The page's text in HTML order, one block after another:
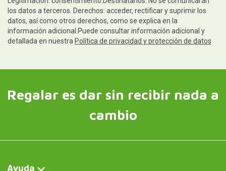
los datos a terceros. Derechos: acceder, rectificar y suprimir los
datos, así como otros derechos, como se explica en la
información adicional.Puede consultar información adicional y
detallada en nuestra Política de privacidad y protección de datos
Regalar es dar sin recibir nada a
cambio
Ayuda